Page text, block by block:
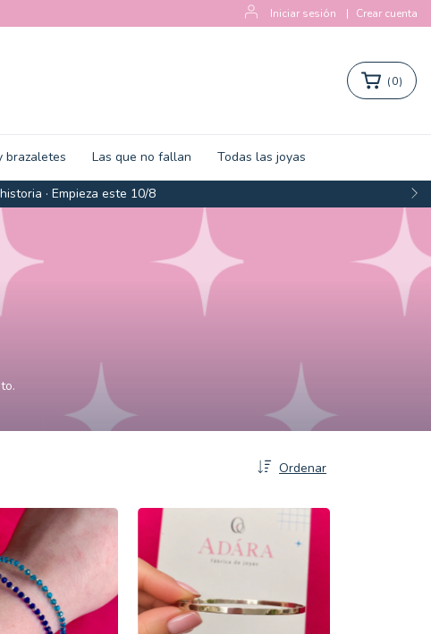
Iniciar sesión | Crear cuenta
· Empieza este 10/8
(0)
brazaletes Las que no fallan Todas las joyas
Ordenar